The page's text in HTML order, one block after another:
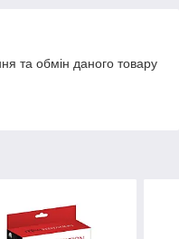
та обмін даного товару